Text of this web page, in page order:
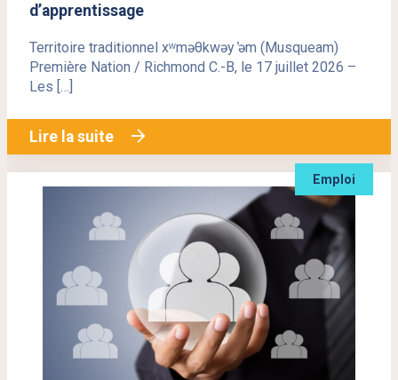
d’apprentissage
Territoire traditionnel xʷməθkwəy ̓əm (Musqueam)
Première Nation / Richmond C.-B, le 17 juillet 2026 –
Les […]
Lire la suite
Emploi